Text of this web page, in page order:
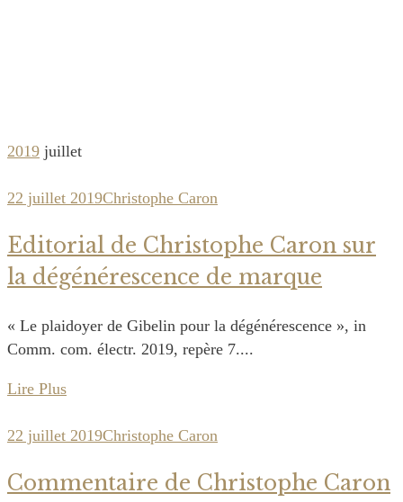
2019 juillet
22 juillet 2019Christophe Caron
Editorial de Christophe Caron sur
la dégénérescence de marque
« Le plaidoyer de Gibelin pour la dégénérescence », in
Comm. com. électr. 2019, repère 7....
Lire Plus
22 juillet 2019Christophe Caron
Commentaire de Christophe Caron